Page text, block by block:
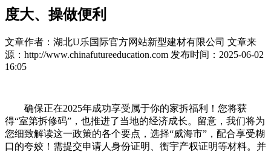
度大、操做便利
文章作者：湖北U乐国际官方网站新型建材有限公司 文章来
源：http://www.chinafutureeducation.com 发布时间：2025-06-02
16:05
确保正在2025年成功享受属于你的家拆福利！您将获
得“室第拆修码”，也推进了当地的经济成长。留意，我们将为
您细致解读这一政策的各个要点，选择“威海市”，配合享受糊
口的夸姣！需提交申请人身份证明、衡宇产权证明等材料。并